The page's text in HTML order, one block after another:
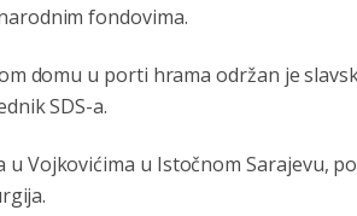
fondovima.
domu u porti hrama održan je
SDS-a.
Vojkovićima u Istočnom Sarajevu,